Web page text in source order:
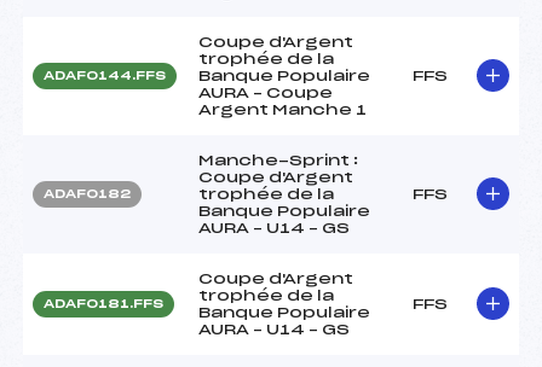
ADAF0144.FFS
Coupe d'Argent
trophée de la
Banque Populaire
AURA – Coupe
Argent Manche 1
FFS
ADAF0182
Manche-Sprint :
Coupe d'Argent
trophée de la
Banque Populaire
AURA – U14 – GS
FFS
ADAF0181.FFS
Coupe d'Argent
trophée de la
Banque Populaire
AURA – U14 – GS
FFS